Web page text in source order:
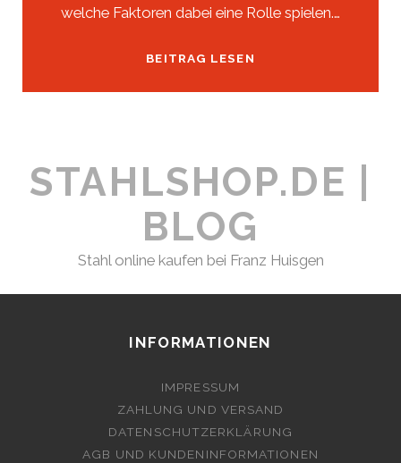
welche Faktoren dabei eine Rolle spielen.…
BEITRAG LESEN
WAS
WIR
TROTZDEM
STAHLSHOP.DE |
BLOG
Stahl online kaufen bei Franz Huisgen
INFORMATIONEN
IMPRESSUM
ZAHLUNG UND VERSAND
DATENSCHUTZERKLÄRUNG
AGB UND KUNDENINFORMATIONEN